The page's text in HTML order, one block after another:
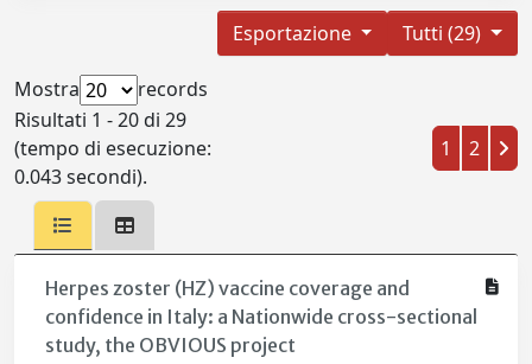
Tutti (29)
Esportazione
Mostra
records
Risultati 1 - 20 di 29
(tempo di esecuzione:
0.043 secondi).
1 2
Herpes zoster (HZ) vaccine coverage and
confidence in Italy: a Nationwide cross-sectional
study, the OBVIOUS project